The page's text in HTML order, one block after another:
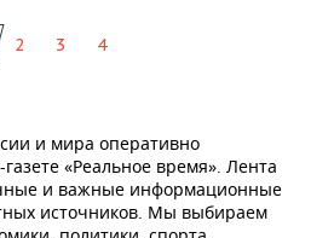
2 3 4
и мира оперативно
«Реальное время». Лента
и важные информационные
источников. Мы выбираем